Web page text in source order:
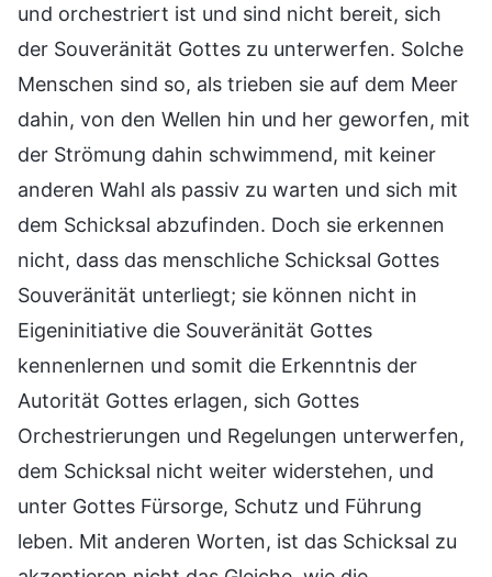
und orchestriert ist und sind nicht bereit, sich
der Souveränität Gottes zu unterwerfen. Solche
Menschen sind so, als trieben sie auf dem Meer
dahin, von den Wellen hin und her geworfen, mit
der Strömung dahin schwimmend, mit keiner
anderen Wahl als passiv zu warten und sich mit
dem Schicksal abzufinden. Doch sie erkennen
nicht, dass das menschliche Schicksal Gottes
Souveränität unterliegt; sie können nicht in
Eigeninitiative die Souveränität Gottes
kennenlernen und somit die Erkenntnis der
Autorität Gottes erlagen, sich Gottes
Orchestrierungen und Regelungen unterwerfen,
dem Schicksal nicht weiter widerstehen, und
unter Gottes Fürsorge, Schutz und Führung
leben. Mit anderen Worten, ist das Schicksal zu